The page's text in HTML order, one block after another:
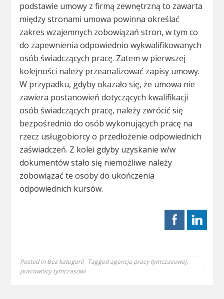
podstawie umowy z firmą zewnętrzną to zawarta
między stronami umowa powinna określać
zakres wzajemnych zobowiązań stron, w tym co
do zapewnienia odpowiednio wykwalifikowanych
osób świadczących pracę. Zatem w pierwszej
kolejności należy przeanalizować zapisy umowy.
W przypadku, gdyby okazało się, że umowa nie
zawiera postanowień dotyczących kwalifikacji
osób świadczących pracę, należy zwrócić się
bezpośrednio do osób wykonujących pracę na
rzecz usługobiorcy o przedłożenie odpowiednich
zaświadczeń. Z kolei gdyby uzyskanie w/w
dokumentów stało się niemożliwe należy
zobowiązać te osoby do ukończenia
odpowiednich kursów.
Posted inBez kategorii Taggedagencja pracy tymczasowej,
pracownicy tymczasowi